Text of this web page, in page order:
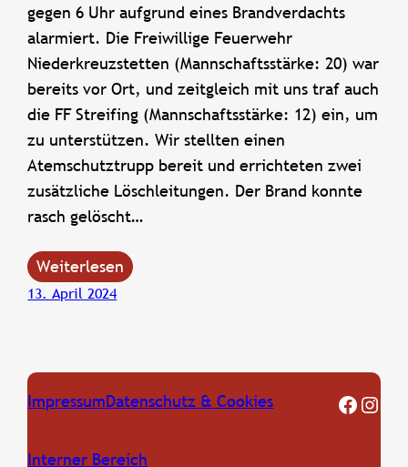
gegen 6 Uhr aufgrund eines Brandverdachts
alarmiert. Die Freiwillige Feuerwehr
Niederkreuzstetten (Mannschaftsstärke: 20) war
bereits vor Ort, und zeitgleich mit uns traf auch
die FF Streifing (Mannschaftsstärke: 12) ein, um
zu unterstützen. Wir stellten einen
Atemschutztrupp bereit und errichteten zwei
zusätzliche Löschleitungen. Der Brand konnte
rasch gelöscht…
Weiterlesen
13. April 2024
ImpressumDatenschutz & Cookies
Interner Bereich
FF Oberkreuzstetten Facebook Seite Instagram